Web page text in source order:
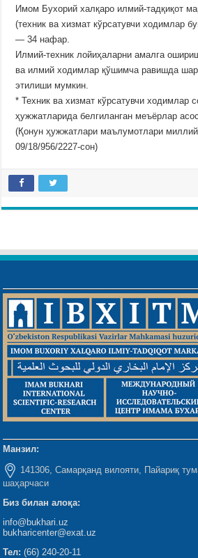
Имом Бухорий халқаро илмий-тадқиқот
(техник ва хизмат кўрсатувчи ходимлар
— 34 нафар.
Илмий-техник лойиҳаларни амалга
ва илмий ходимлар қўшимча равишда
этилиши мумкин.
* Техник ва хизмат кўрсатувчи ходимлар
ҳужжатларида белгиланган меъёрлар
(Қонун ҳужжатлари маълумотлари миллий
09/18/956/2227-сон)
Манзил:
141306, Самарқанд вилояти,
шаҳарчаси
Биз билан алоқа:
info@bukhari.uz
bukharicenter@exat.uz
Тел: (66) 240-20-11